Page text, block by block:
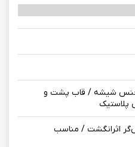
جنس شیشه / قاب پشت و
پلاستیک
اثرانگشت / مناسب